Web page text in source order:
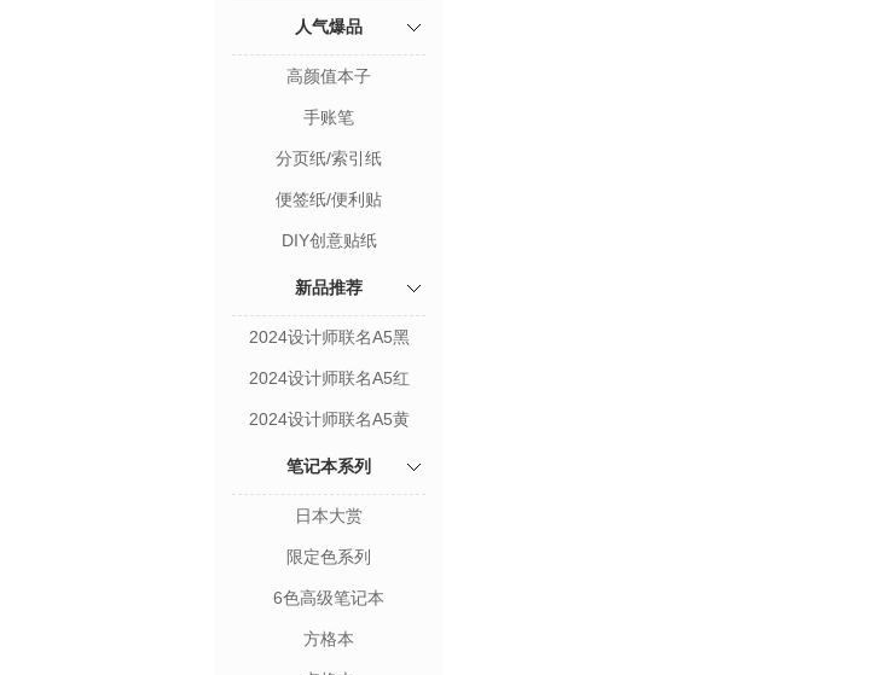
人气爆品
高颜值本子
手账笔
分页纸/索引纸
便签纸/便利贴
DIY创意贴纸
新品推荐
2024设计师联名A5黑
2024设计师联名A5红
2024设计师联名A5黄
笔记本系列
日本大赏
限定色系列
6色高级笔记本
方格本